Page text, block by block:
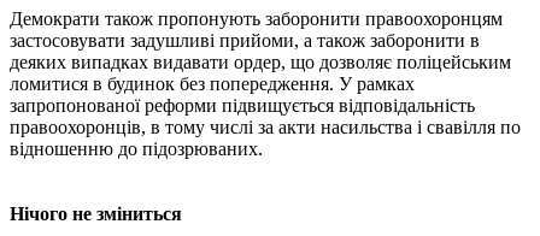
Демократи також пропонують заборонити правоохоронцям
застосовувати задушливі прийоми, а також заборонити в
деяких випадках видавати ордер, що дозволяє поліцейським
ломитися в будинок без попередження. У рамках
запропонованої реформи підвищується відповідальність
правоохоронців, в тому числі за акти насильства і свавілля по
відношенню до підозрюваних.
Нічого не зміниться